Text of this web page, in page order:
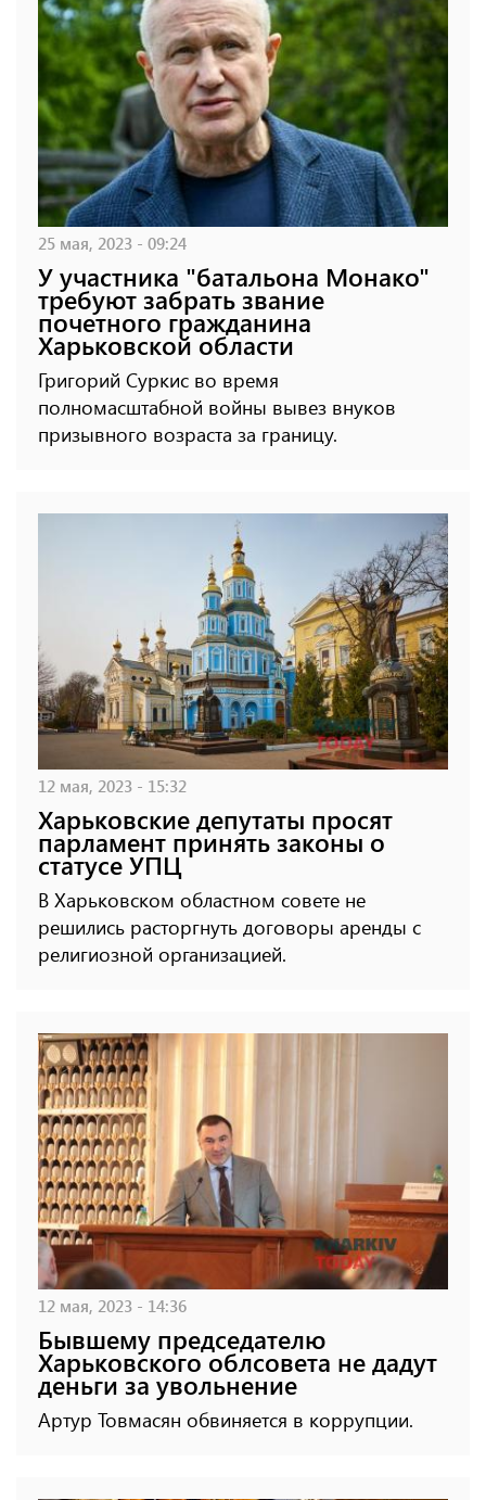
25 мая, 2023 - 09:24
У участника "батальона Монако"
требуют забрать звание
почетного гражданина
Харьковской области
Григорий Суркис во время
полномасштабной войны вывез внуков
призывного возраста за границу.
12 мая, 2023 - 15:32
Харьковские депутаты просят
парламент принять законы о
статусе УПЦ
В Харьковском областном совете не
решились расторгнуть договоры аренды с
религиозной организацией.
12 мая, 2023 - 14:36
Бывшему председателю
Харьковского облсовета не дадут
деньги за увольнение
Артур Товмасян обвиняется в коррупции.